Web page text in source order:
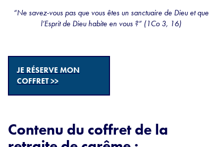
“Ne savez-vous pas que vous êtes un sanctuaire de Dieu et que
l’Esprit de Dieu habite en vous ?” (1Co 3, 16)
JE RÉSERVE MON
COFFRET >>
Contenu du coffret de la